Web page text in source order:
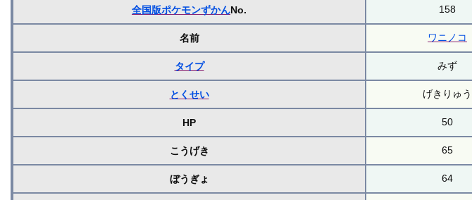
全国版ポケモンずかんNo. 158
名前 ワニノコ
タイプ みず
とくせい げきりゅう
HP 50
こうげき 65
ぼうぎょ 64